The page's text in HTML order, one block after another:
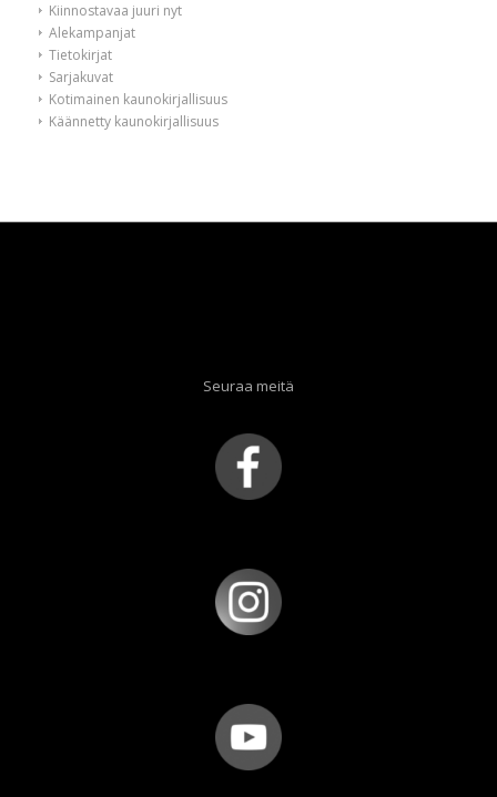
Kiinnostavaa juuri nyt
Alekampanjat
Tietokirjat
Sarjakuvat
Kotimainen kaunokirjallisuus
Käännetty kaunokirjallisuus
Seuraa meitä